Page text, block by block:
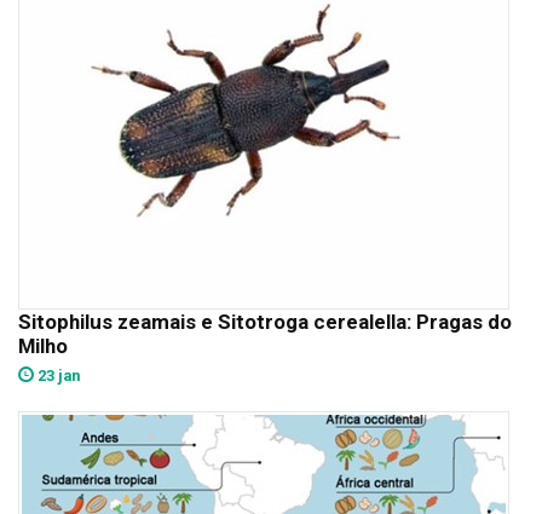
Sitophilus zeamais e Sitotroga cerealella: Pragas do
Milho
23 jan